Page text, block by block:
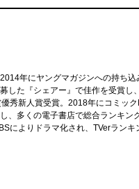
年にヤングマガジンへの持ち込
した『シェアー』で佳作を受賞し
秀新人賞受賞。2018年にコミッ
、多くの電子書店で総合ランキン
によりドラマ化され、TVerランキ